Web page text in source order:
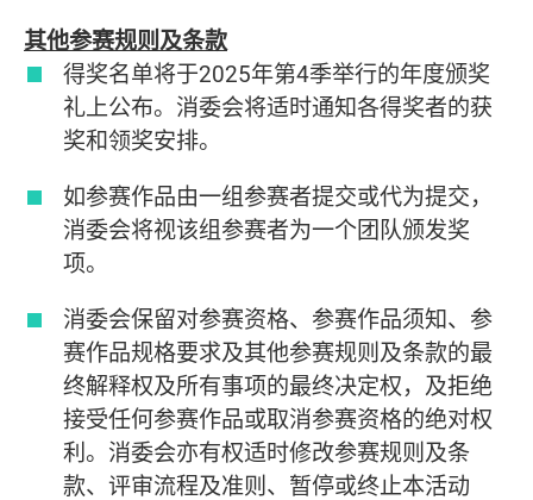
其他参赛规则及条款
得奖名单将于2025年第4季举行的年度颁奖
礼上公布。消委会将适时通知各得奖者的获
奖和领奖安排。
如参赛作品由一组参赛者提交或代为提交，
消委会将视该组参赛者为一个团队颁发奖
项。
消委会保留对参赛资格、参赛作品须知、参
赛作品规格要求及其他参赛规则及条款的最
终解释权及所有事项的最终决定权，及拒绝
接受任何参赛作品或取消参赛资格的绝对权
利。消委会亦有权适时修改参赛规则及条
款、评审流程及准则、暂停或终止本活动